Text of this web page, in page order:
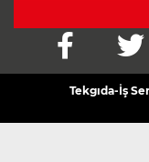
Tekgıda-İş